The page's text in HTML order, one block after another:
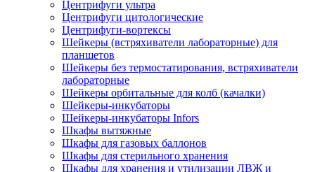
Центрифуги ультра
Центрифуги цитологические
Центрифуги-вортексы
Шейкеры (встряхиватели лабораторные) для
планшетов
Шейкеры без термостатирования, встряхиватели
лабораторные
Шейкеры орбитальные для колб (качалки)
Шейкеры-инкубаторы
Шейкеры-инкубаторы Infors
Шкафы вытяжные
Шкафы для газовых баллонов
Шкафы для стерильного хранения
Шкафы для хранения и утилизации ЛВЖ и